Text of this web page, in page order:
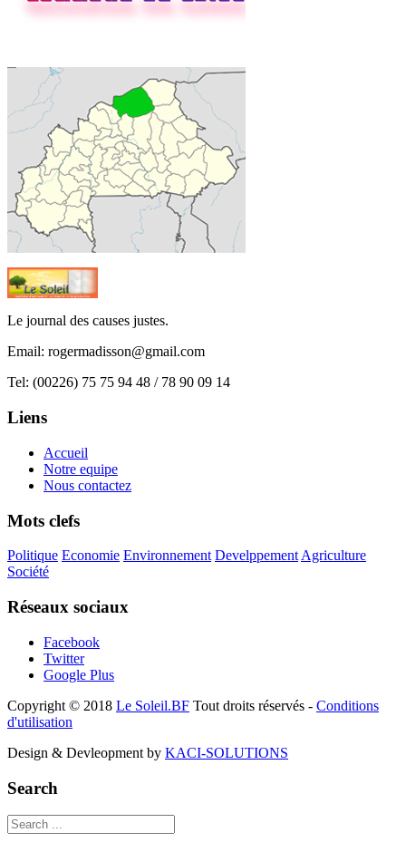
Le journal des causes justes.
Email: rogermadisson@gmail.com
Tel: (00226) 75 75 94 48 / 78 90 09 14
Liens
Accueil
Notre equipe
Nous contactez
Mots clefs
Politique Economie Environnement Develppement Agriculture
Société
Réseaux sociaux
Facebook
Twitter
Google Plus
Copyright © 2018 Le Soleil.BF Tout droits réservés - Conditions
d'utilisation
Design & Devleopment by KACI-SOLUTIONS
Search